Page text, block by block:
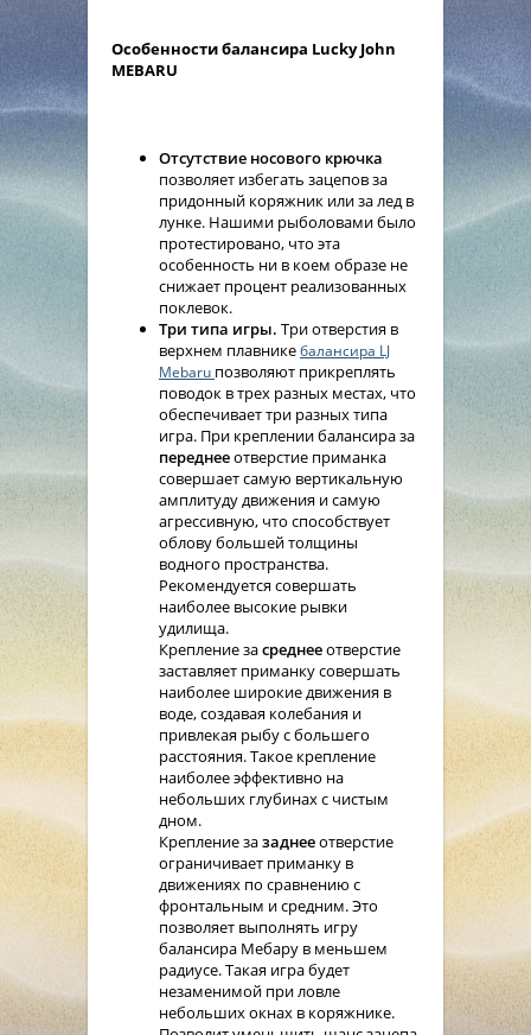
Особенности балансира Lucky John
MEBARU
Отсутствие носового крючка
позволяет избегать зацепов за
придонный коряжник или за лед в
лунке. Нашими рыболовами было
протестировано, что эта
особенность ни в коем образе не
снижает процент реализованных
поклевок.
Три типа игры. Три отверстия в
верхнем плавникебалансира LJ
Mebaru позволяют прикреплять
поводок в трех разных местах, что
обеспечивает три разных типа
игра. При креплении балансира за
переднееотверстие приманка
совершает самую вертикальную
амплитуду движения и самую
агрессивную, что способствует
облову большей толщины
водного пространства.
Рекомендуется совершать
наиболее высокие рывки
удилища.
Крепление засреднееотверстие
заставляет приманку совершать
наиболее широкие движения в
воде, создавая колебания и
привлекая рыбу с большего
расстояния. Такое крепление
наиболее эффективно на
небольших глубинах с чистым
дном.
Крепление зазаднееотверстие
ограничивает приманку в
движениях по сравнению с
фронтальным и средним. Это
позволяет выполнять игру
балансира Мебару в меньшем
радиусе. Такая игра будет
незаменимой при ловле
небольших окнах в коряжнике.